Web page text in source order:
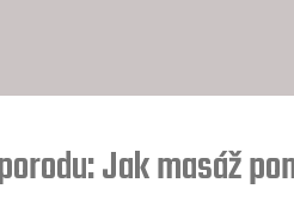
Jak masáž